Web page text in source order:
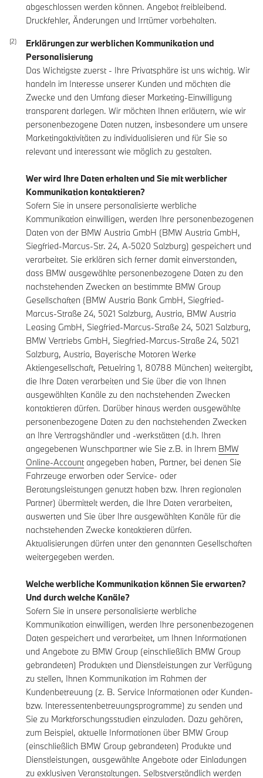
abgeschlossen werden können. Angebot freibleibend.
Druckfehler, Änderungen und Irrtümer vorbehalten.
Erklärungen zur werblichen Kommunikation und
Personalisierung
Das Wichtigste zuerst - Ihre Privatsphäre ist uns wichtig. Wir
handeln im Interesse unserer Kunden und möchten die
Zwecke und den Umfang dieser Marketing-Einwilligung
transparent darlegen. Wir möchten Ihnen erläutern, wie wir
personenbezogene Daten nutzen, insbesondere um unsere
Marketingaktivitäten zu individualisieren und für Sie so
relevant und interessant wie möglich zu gestalten.
Wer wird Ihre Daten erhalten und Sie mit werblicher
Kommunikation kontaktieren?
Sofern Sie in unsere personalisierte werbliche
Kommunikation einwilligen, werden Ihre personenbezogenen
Daten von der BMW Austria GmbH (BMW Austria GmbH,
Siegfried-Marcus-Str. 24, A-5020 Salzburg) gespeichert und
verarbeitet. Sie erklären sich ferner damit einverstanden,
dass BMW ausgewählte personenbezogene Daten zu den
nachstehenden Zwecken an bestimmte BMW Group
Gesellschaften (BMW Austria Bank GmbH, Siegfried-
Marcus-Straße 24, 5021 Salzburg, Austria, BMW Austria
Leasing GmbH, Siegfried-Marcus-Straße 24, 5021 Salzburg,
BMW Vertriebs GmbH, Siegfried-Marcus-Straße 24, 5021
Salzburg, Austria, Bayerische Motoren Werke
Aktiengesellschaft, Petuelring 1, 80788 München) weitergibt,
die Ihre Daten verarbeiten und Sie über die von Ihnen
ausgewählten Kanäle zu den nachstehenden Zwecken
kontaktieren dürfen. Darüber hinaus werden ausgewählte
personenbezogene Daten zu den nachstehenden Zwecken
an Ihre Vertragshändler und -werkstätten (d.h. Ihren
angegebenen Wunschpartner wie Sie z.B. in Ihrem BMW
Online-Accountangegeben haben, Partner, bei denen Sie
Fahrzeuge erworben oder Service- oder
Beratungsleistungen genutzt haben bzw. Ihren regionalen
Partner) übermittelt werden, die Ihre Daten verarbeiten,
auswerten und Sie über Ihre ausgewählten Kanäle für die
nachstehenden Zwecke kontaktieren dürfen.
Aktualisierungen dürfen unter den genannten Gesellschaften
weitergegeben werden.
Welche werbliche Kommunikation können Sie erwarten?
Und durch welche Kanäle?
Sofern Sie in unsere personalisierte werbliche
Kommunikation einwilligen, werden Ihre personenbezogenen
Daten gespeichert und verarbeitet, um Ihnen Informationen
und Angebote zu BMW Group (einschließlich BMW Group
gebrandeten) Produkten und Dienstleistungen zur Verfügung
zu stellen, Ihnen Kommunikation im Rahmen der
Kundenbetreuung (z. B. Service Informationen oder Kunden-
bzw. Interessentenbetreuungsprogramme) zu senden und
Sie zu Marktforschungsstudien einzuladen. Dazu gehören,
zum Beispiel, aktuelle Informationen über BMW Group
(einschließlich BMW Group gebrandeten) Produkte und
Dienstleistungen, ausgewählte Angebote oder Einladungen
zu exklusiven Veranstaltungen. Selbstverständlich werden